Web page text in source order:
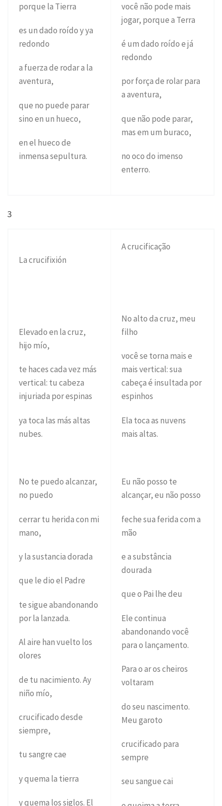
porque la Tierra
es un dado roído y ya
redondo
a fuerza de rodar a la
aventura,
que no puede parar
sino en un hueco,
en el hueco de
inmensa sepultura.
você não pode mais
jogar, porque a Terra
é um dado roído e já
redondo
por força de rolar para
a aventura,
que não pode parar,
mas em um buraco,
no oco do imenso
enterro.
3
La crucifixión
Elevado en la cruz,
hijo mío,
te haces cada vez más
vertical: tu cabeza
injuriada por espinas
ya toca las más altas
nubes.
No te puedo alcanzar,
no puedo
cerrar tu herida con mi
mano,
y la sustancia dorada
que le dio el Padre
te sigue abandonando
por la lanzada.
Al aire han vuelto los
olores
de tu nacimiento. Ay
niño mío,
crucificado desde
siempre,
tu sangre cae
y quema la tierra
y quema los siglos. El
A crucificação
No alto da cruz, meu
filho
você se torna mais e
mais vertical: sua
cabeça é insultada por
espinhos
Ela toca as nuvens
mais altas.
Eu não posso te
alcançar, eu não posso
feche sua ferida com a
mão
e a substância
dourada
que o Pai lhe deu
Ele continua
abandonando você
para o lançamento.
Para o ar os cheiros
voltaram
do seu nascimento.
Meu garoto
crucificado para
sempre
seu sangue cai